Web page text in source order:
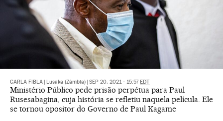
CARLA FIBLA Lusaka (Zâmbia) SEP 20, 2021 - 15:57 EDT
Ministério Público pede prisão perpétua para Paul
Rusesabagina, cuja história se refletiu naquela película. Ele
se tornou opositor do Governo de Paul Kagame